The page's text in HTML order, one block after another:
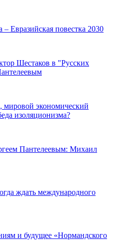
Евразийская повестка 2030
Шестаков в "Русских
мировой экономический
изоляционизма?
Пантелеевым: Михаил
ждать международного
и будущее «Нормандского